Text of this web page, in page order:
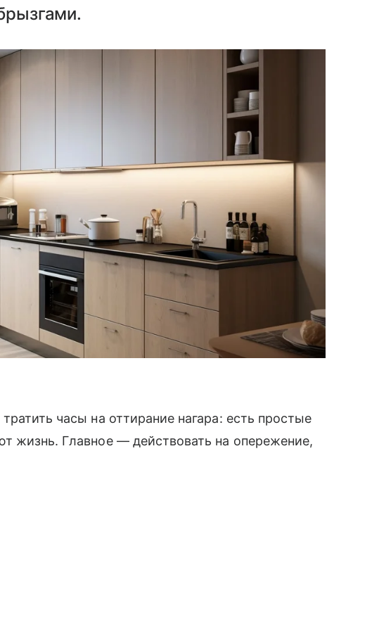
часы на оттирание нагара: есть простые
жизнь. Главное — действовать на опережение,